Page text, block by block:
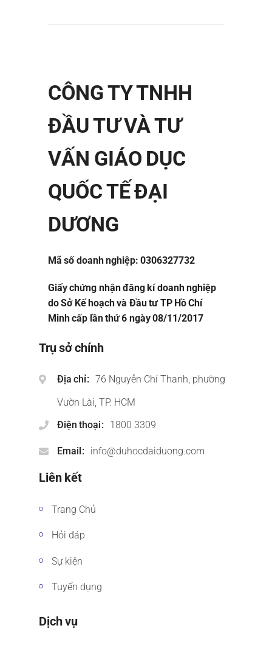
CÔNG TY TNHH
ĐẦU TƯ VÀ TƯ
VẤN GIÁO DỤC
QUỐC TẾ ĐẠI
DƯƠNG
Mã số doanh nghiệp: 0306327732
Giấy chứng nhận đăng kí doanh nghiệp
do Sở Kế hoạch và Đầu tư TP Hồ Chí
Minh cấp lần thứ 6 ngày 08/11/2017
Trụ sở chính
Địa chỉ
76 Nguyễn Chí Thanh, phường
Vườn Lài, TP. HCM
Điện thoại
1800 3309
Email info@duhocdaiduong.com
Liên kết
Trang Chủ
Hỏi đáp
Sự kiện
Tuyển dụng
Dịch vụ